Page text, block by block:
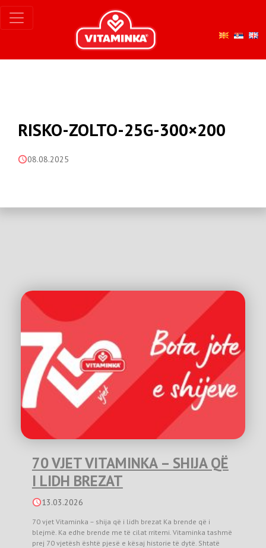
RISKO-ZOLTO-25G-300×200
08.08.2025
70 VJET VITAMINKA – SHIJA QË
I LIDH BREZAT
13.03.2026
70 vjet Vitaminka – shija që i lidh brezat Ka brende që i
blejmë. Ka edhe brende me të cilat rritemi. Vitaminka tashmë
prej 70 vjetësh është pjesë e kësaj historie të dytë. Shtatë